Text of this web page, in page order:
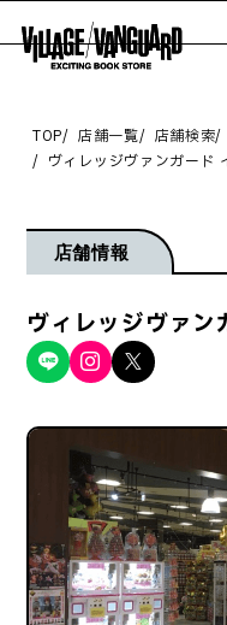
TOP 店舗一覧 店舗検索
ヴィレッジヴァンガード
店舗情報
ヴィレッジヴァン